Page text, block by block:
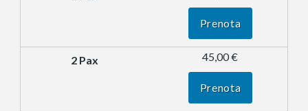
Prenota
45,00 €
Prenota